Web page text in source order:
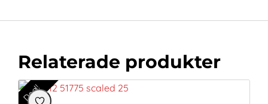
Relaterade produkter
Deal!